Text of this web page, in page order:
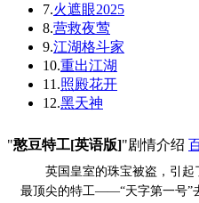
7.火遮眼2025
8.营救夜莺
9.江湖格斗家
10.重出江湖
11.照殿花开
12.黑天神
"憨豆特工[英语版]"剧情介绍
英国皇室的珠宝被盗，引起
最顶尖的特工——“天字第一号”